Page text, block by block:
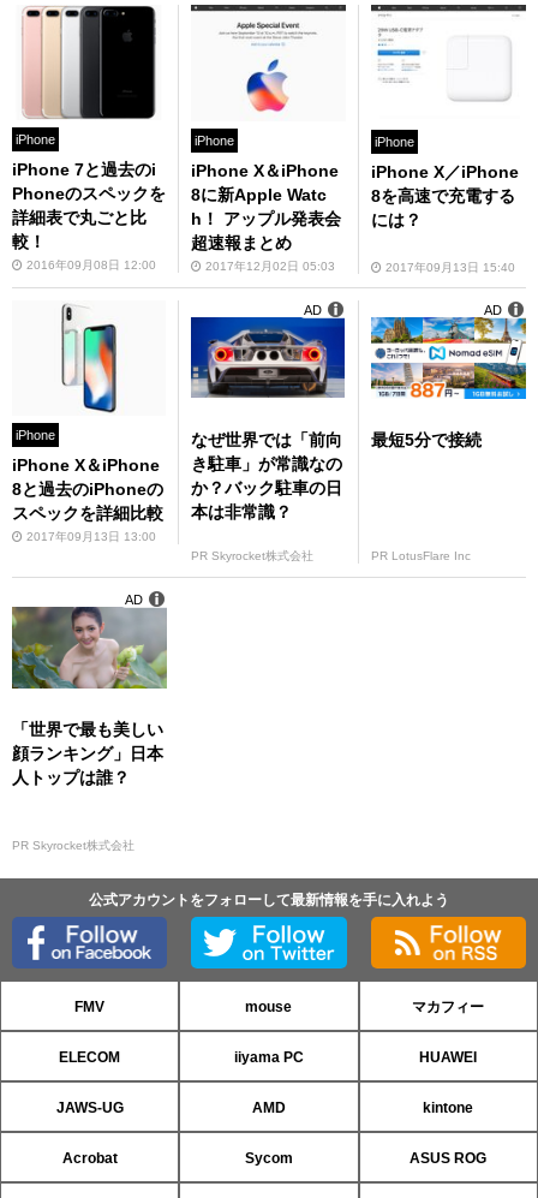
iPhone
iPhone 7と過去のi
Phoneのスペックを
詳細表で丸ごと比
較！
2016年09月08日 12:00
iPhone
iPhone X＆iPhone
8に新Apple Watc
h！ アップル発表会
超速報まとめ
2017年12月02日 05:03
iPhone
iPhone X／iPhone
8を高速で充電する
には？
2017年09月13日 15:40
iPhone
iPhone X＆iPhone
8と過去のiPhoneの
スペックを詳細比較
2017年09月13日 13:00
なぜ世界では「前向
き駐車」が常識なの
か？バック駐車の日
本は非常識？
PR Skyrocket株式会社
AD
最短5分で接続
PR LotusFlare Inc
AD
「世界で最も美しい
顔ランキング」日本
人トップは誰？
PR Skyrocket株式会社
AD
公式アカウントをフォローして最新情報を手に入れよう
FMV mouse マカフィー
ELECOM iiyama PC HUAWEI
JAWS-UG AMD kintone
Acrobat Sycom ASUS ROG